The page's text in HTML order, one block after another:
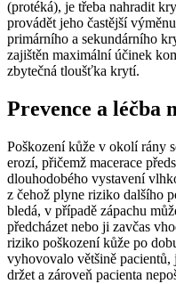
(protéká), je třeba nahradit
provádět jeho častější
primárního a sekundárního
zajištěn maximální účinek
zbytečná tloušťka krytí.
Prevence a léčba
Poškození kůže v okolí rány
erozí, přičemž macerace
dlouhodobého vystavení
z čehož plyne riziko dalšího
bledá, v případě zápachu
předcházet nebo ji zavčas
riziko poškození kůže po
vyhovovalo většině pacientů,
držet a zároveň pacienta